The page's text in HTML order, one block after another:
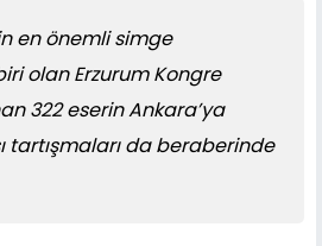
en önemli simge
olan Erzurum Kongre
322 eserin Ankara’ya
tartışmaları da beraberinde